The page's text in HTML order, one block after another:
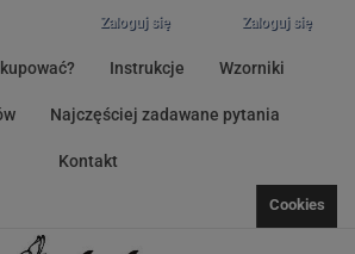
Zaloguj się
Zaloguj się
Instrukcje Wzorniki
Najczęściej zadawane pytania
Kontakt
Cookies